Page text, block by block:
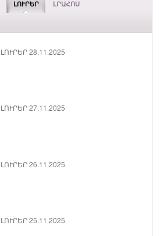
ԼՈՒՐԵՐ ԼՐԱՀՈՍ
ԼՈՒՐԵՐ 28.11.2025
ԼՈՒՐԵՐ 27.11.2025
ԼՈՒՐԵՐ 26.11.2025
ԼՈՒՐԵՐ 25.11.2025